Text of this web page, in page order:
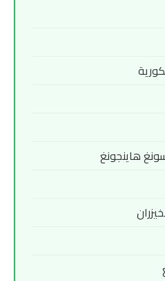
هاينجونغ